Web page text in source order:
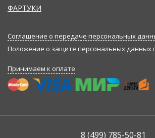
ФАРТУКИ
Соглашение о передаче персональных
Положение о защите персональных данных
Принимаем к оплате
8 (499) 785-50-81